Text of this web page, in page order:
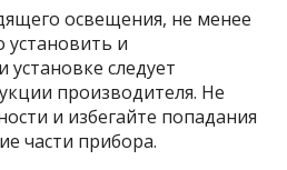
освещения, не менее
установить и
установке следует
производителя. Не
и избегайте попадания
части прибора.